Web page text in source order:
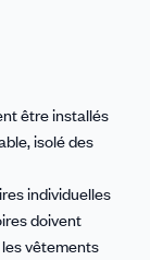
être installés
isolé des
individuelles
doivent
vêtements